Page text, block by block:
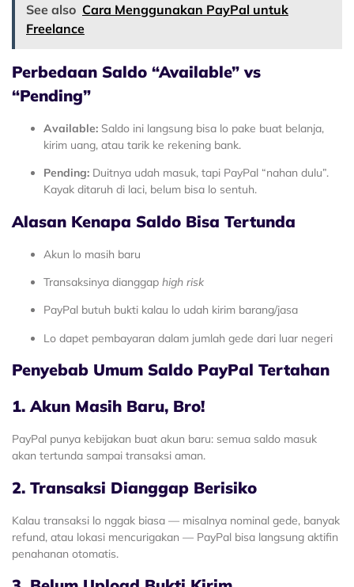
See also Cara Menggunakan PayPal untuk
Freelance
Perbedaan Saldo “Available” vs
“Pending”
Available: Saldo ini langsung bisa lo pake buat belanja,
kirim uang, atau tarik ke rekening bank.
Pending: Duitnya udah masuk, tapi PayPal “nahan dulu”.
Kayak ditaruh di laci, belum bisa lo sentuh.
Alasan Kenapa Saldo Bisa Tertunda
Akun lo masih baru
Transaksinya dianggap high risk
PayPal butuh bukti kalau lo udah kirim barang/jasa
Lo dapet pembayaran dalam jumlah gede dari luar negeri
Penyebab Umum Saldo PayPal Tertahan
1. Akun Masih Baru, Bro!
PayPal punya kebijakan buat akun baru: semua saldo masuk
akan tertunda sampai transaksi aman.
2. Transaksi Dianggap Berisiko
Kalau transaksi lo nggak biasa — misalnya nominal gede, banyak
refund, atau lokasi mencurigakan — PayPal bisa langsung aktifin
penahanan otomatis.